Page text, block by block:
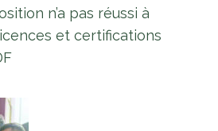
n’a pas réussi à
et certifications